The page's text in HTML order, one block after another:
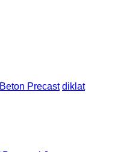
Beton Precast diklat